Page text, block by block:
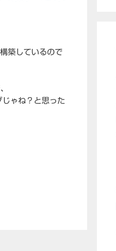
築しているので
ゃね？と思った